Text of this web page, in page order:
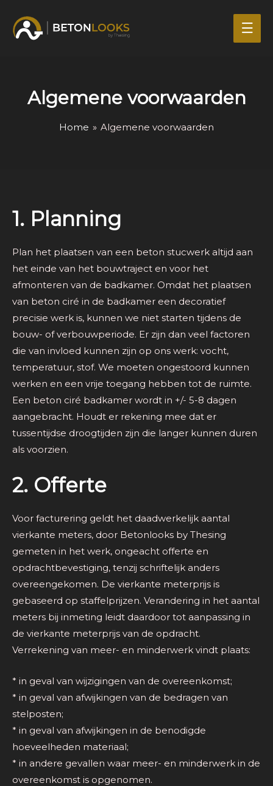
Main
Algemene voorwaarden
Home » Algemene voorwaarden
1. Planning
Plan het plaatsen van een beton stucwerk altijd aan
het einde van het bouwtraject en voor het
afmonteren van de badkamer. Omdat het plaatsen
van beton ciré in de badkamer een decoratief
precisie werk is, kunnen we niet starten tijdens de
bouw- of verbouwperiode. Er zijn dan veel factoren
die van invloed kunnen zijn op ons werk: vocht,
temperatuur, stof. We moeten ongestoord kunnen
werken en een vrije toegang hebben tot de ruimte.
Een beton ciré badkamer wordt in +/- 5-8 dagen
aangebracht. Houdt er rekening mee dat er
tussentijdse droogtijden zijn die langer kunnen duren
als voorzien.
2. Offerte
Voor facturering geldt het daadwerkelijk aantal
vierkante meters, door Betonlooks by Thesing
gemeten in het werk, ongeacht offerte en
opdrachtbevestiging, tenzij schriftelijk anders
overeengekomen. De vierkante meterprijs is
gebaseerd op staffelprijzen. Verandering in het aantal
meters bij inmeting leidt daardoor tot aanpassing in
de vierkante meterprijs van de opdracht.
Verrekening van meer- en minderwerk vindt plaats:
* in geval van wijzigingen van de overeenkomst;
* in geval van afwijkingen van de bedragen van
stelposten;
* in geval van afwijkingen in de benodigde
hoeveelheden materiaal;
* in andere gevallen waar meer- en minderwerk in de
overeenkomst is opgenomen.